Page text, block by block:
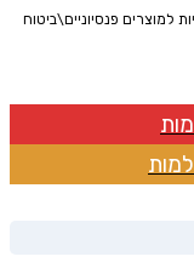
למוצרים פנסיוניים\ביטוח